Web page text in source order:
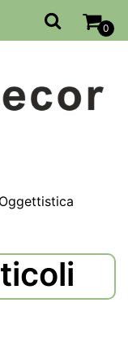
0
Oggettistica